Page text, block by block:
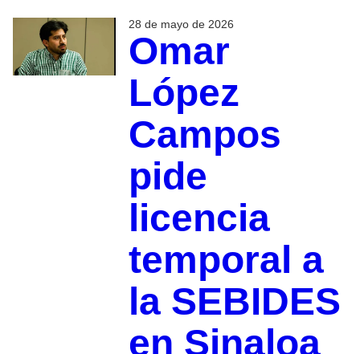
28 de mayo de 2026
Omar
López
Campos
pide
licencia
temporal a
la SEBIDES
en Sinaloa